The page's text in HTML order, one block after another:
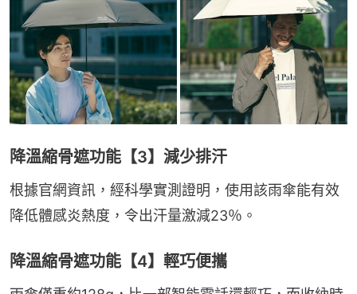
降溫縮骨遮功能【3】減少排汗
根據官網資訊，經科學實測證明，使用該雨傘能有效
降低體感炎熱度，令出汗量激減23％。
降溫縮骨遮功能【4】輕巧便攜